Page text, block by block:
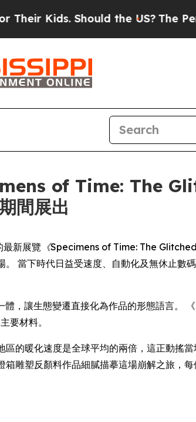
Kids. Should the US? The
of Time: The
間展出
新展覽 《Specimens of Time: The
當下時代日益受速度、自動化及無休止數
，讓生態變遷直接化為作品的形態語言。
要材料。
的暖化速度是全球平均的兩倍，這正動搖
雕塑反顏料作品細膩描摹這場崩解之旅，